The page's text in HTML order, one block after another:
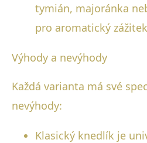
tymián, majoránka
pro aromatický
Výhody a nevýhody
Každá varianta má své
nevýhody:
Klasický knedlík je